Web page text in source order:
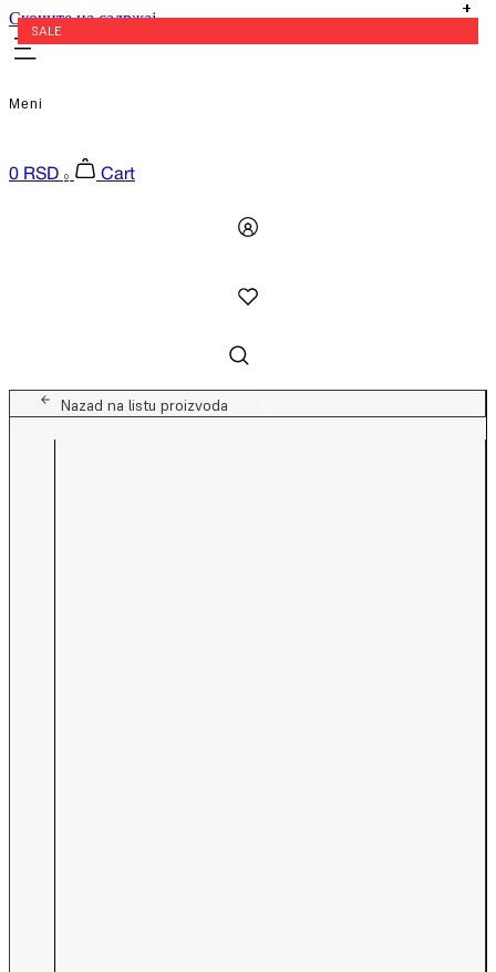
Скочите на садржај
Meni
0 RSD 0 Cart
Nazad na listu proizvoda
SALE